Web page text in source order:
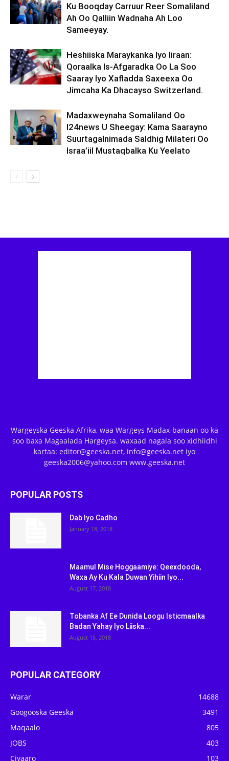
Ku Booqday Carruur Reer Somaliland
Ah Oo Qalliin Wadnaha Ah Loo
Sameeyay.
Heshiiska Maraykanka Iyo Iiraan:
Qoraalka Is-Afgaradka Oo La Soo
Saaray Iyo Xafladda Saxeexa Oo
Jimcaha Ka Dhacayso Switzerland.
Madaxweynaha Somaliland Oo
I24news U Sheegay: Kama Saarayno
Suurtagalnimada Saldhig Milateri Oo
Israa’iil Mustaqbalka Ku Yeelato
Wargeyska Geeska Afrika, waa Wargeys Madax-banaan oo ka
soo baxa Magaalada Hargeysa. waxaad nagala soo xidhiidhi
kartaa: editor@geeska.net, info@geeska.net iyo
geeska2006@yahoo.com www.geeska.net
POPULAR POSTS
Dab Iyo Cadho
January 18, 2018
Maamul Mise Hoggaamiye: Qeexdooda,
Waxa Ay Ku Kala Duwan Yihiin Iyo...
August 17, 2018
Tobanka Af Ee Dunida Loogu Isticmaalka
Badan Yahay Iyo Liiska...
August 15, 2018
POPULAR CATEGORY
Warar
14688
Googooska Geeska
3491
Maqaalo
805
JOBS
403
Ciyaaro
103